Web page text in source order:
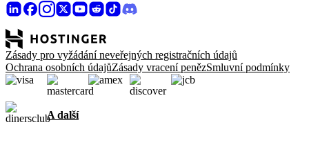
Zásady pro vyžádání neveřejných registračních údajů
Ochrana osobních údajůZásady vracení penězSmluvní podmínky
A další